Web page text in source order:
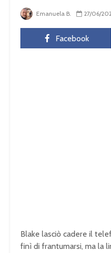
Emanuela B. 27/06/
Facebook
Blake lasciò cadere il
finì di frantumarsi, ma la